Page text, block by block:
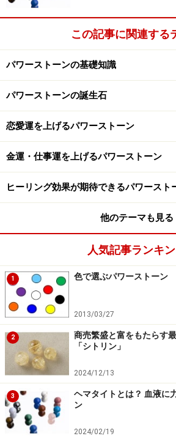
楽天市場でパワーストーンを
この記事に関連する
パワーストーンの基礎知識
パワーストーンの誕生石
恋愛運を上げるパワーストーン
金運・仕事運を上げるパワーストーン
ヒーリング効果が期待できるパワースト
他のテーマも見る
人気記事ランキ
1 色で選ぶパワーストーン
2013/03/27
2
商売繁盛と富をもたらす
「シトリン」
2024/12/13
3
ヘマタイトとは？ 血液に
ン
2024/02/19